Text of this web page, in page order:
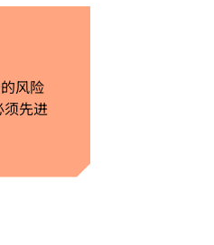
风险
先进